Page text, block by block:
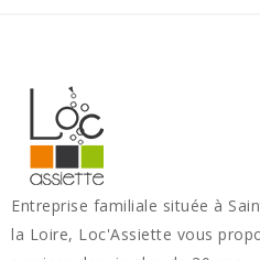
Entreprise familiale située à
la Loire, Loc'Assiette vous